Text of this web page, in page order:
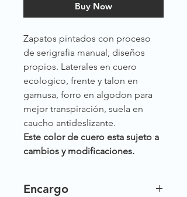
Buy Now
Zapatos pintados con proceso
de serigrafia manual, diseños
propios. Laterales en cuero
ecologico, frente y talon en
gamusa, forro en algodon para
mejor transpiración, suela en
caucho antideslizante.
Este color de cuero esta sujeto a
cambios y modificaciones.
Encargo